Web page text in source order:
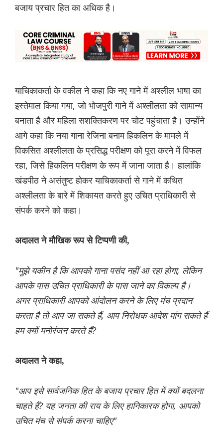
बजाय प्रचार हित का अधिक है।
याचिकाकर्ता के वकील ने कहा कि नए गाने में अश्लील भाषा का
इस्तेमाल किया गया, जो भोजपुरी गाने में अश्लीलता को सामान्य
बनाता है और महिला सशक्तिकरण पर चोट पहुंचाता है। उन्होंने
आगे कहा कि नया गाना रेजिना बनाम हिकलिन के मामले में
विकसित अश्लीलता के प्रसिद्ध परीक्षण को पूरा करने में विफल
रहा, जिसे हिकलिन परीक्षण के रूप में जाना जाता है। हालांकि
खंडपीठ ने असंतुष्ट होकर याचिकाकर्ता से गाने में कथित
अश्लीलता के बारे में शिकायत करते हुए उचित प्राधिकारी से
संपर्क करने को कहा।
अदालत ने मौखिक रूप से टिप्पणी की,
"मुझे यकीन है कि आपको गाना पसंद नहीं आ रहा होगा, लेकिन
आपके पास उचित प्राधिकारी के पास जाने का विकल्प है।
अगर प्राधिकारी आपको आंदोलन करने के लिए मंच प्रदान
करता है तो आप जा सकते हैं, आप निरोधक आदेश मांग सकते हैं
हम क्यों मनोरंजन करते हैं?
अदालत ने कहा,
"आप इसे सार्वजनिक हित के बजाय प्रचार हित में क्यों बदलना
चाहते हैं? यह जनता की राय के लिए हानिकारक होगा, आपको
उचित मंच से संपर्क करना चाहिए"